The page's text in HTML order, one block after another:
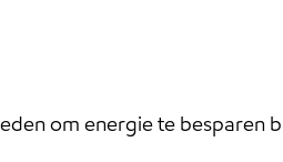
om energie te